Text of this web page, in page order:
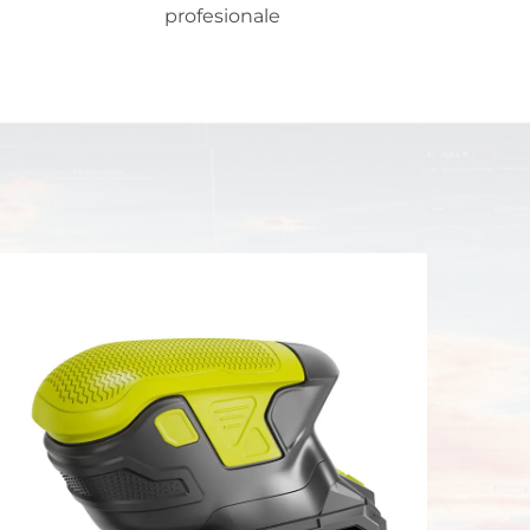
profesionale